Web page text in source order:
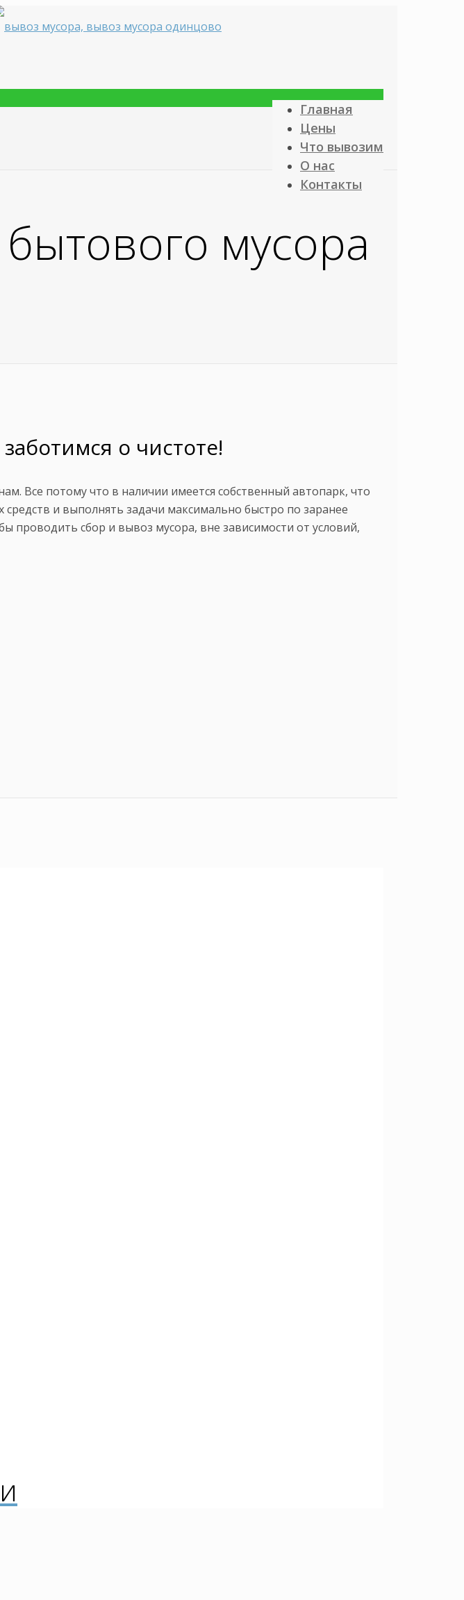
Главная
Цены
Что вывозим
О нас
Контакты
мусора
о чистоте!
Все потому что в наличии имеется собственный автопарк, что
и выполнять задачи максимально быстро по заранее
проводить сбор и вывоз мусора, вне зависимости от условий,